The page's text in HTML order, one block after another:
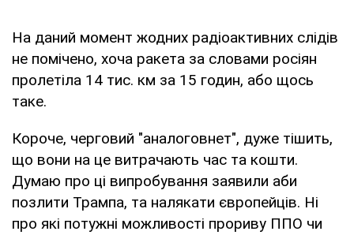
На даний момент жодних радіоактивних слідів
не помічено, хоча ракета за словами росіян
пролетіла 14 тис. км за 15 годин, або щось
таке.
Короче, черговий "аналоговнет", дуже тішить,
що вони на це витрачають час та кошти.
Думаю про ці випробування заявили аби
позлити Трампа, та налякати європейців. Ні
про які потужні можливості прориву ППО чи